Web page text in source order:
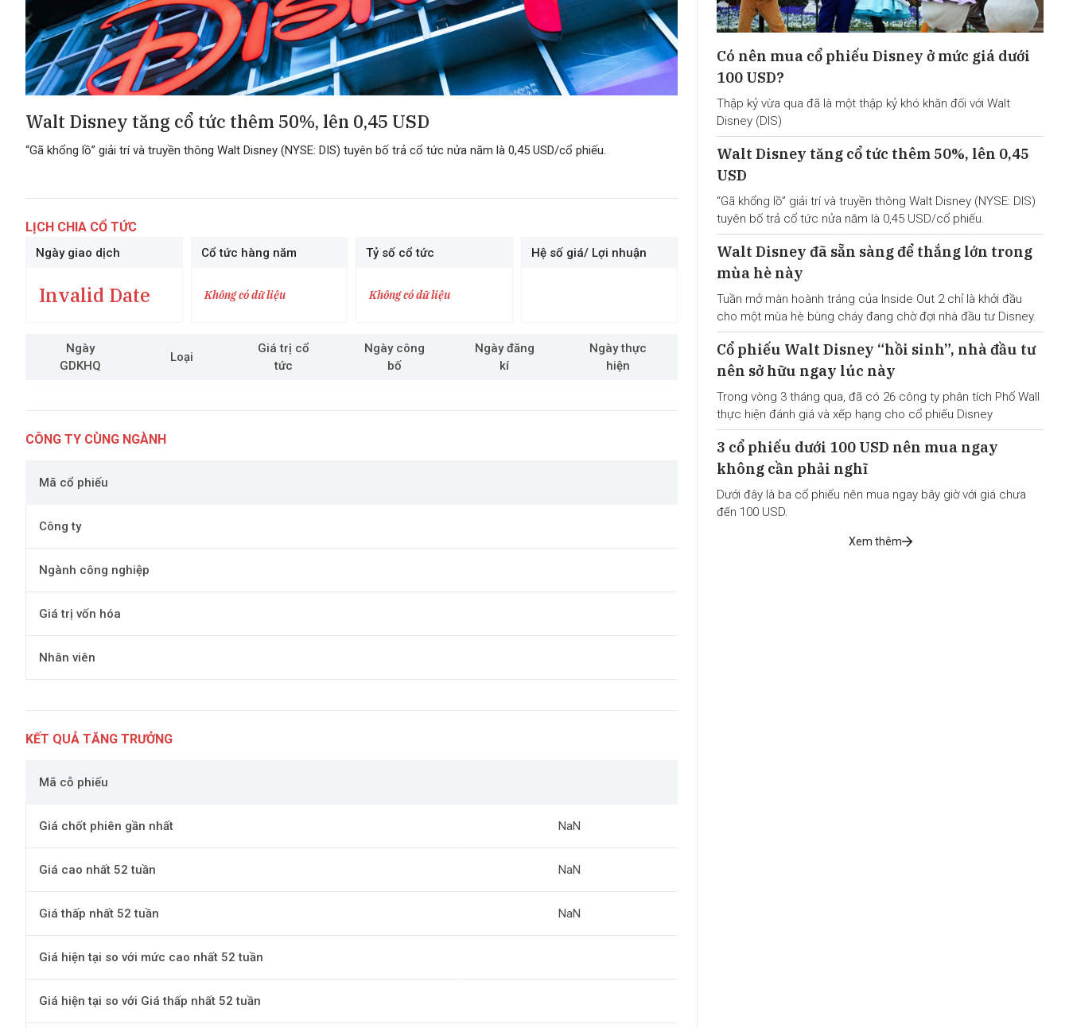
Walt Disney tăng cổ tức thêm 50%, lên 0,45 USD
“Gã khổng lồ” giải trí và truyền thông Walt Disney (NYSE: DIS) tuyên bố trả cổ tức nửa năm là 0,45 USD/cổ phiếu.
LỊCH CHIA CỔ TỨC
Ngày giao dịch
Invalid Date
Cổ tức hàng năm
Không có dữ liệu
Tỷ số cổ tức
Không có dữ liệu
Hệ số giá/ Lợi nhuận
Ngày
GDKHQ
Loại
Giá trị cổ
tức
Ngày công
bố
Ngày đăng
kí
Ngày thực
hiện
CÔNG TY CÙNG NGÀNH
Mã cổ phiếu
Công ty
Ngành công nghiệp
Giá trị vốn hóa
Nhân viên
KẾT QUẢ TĂNG TRƯỞNG
Mã cỗ phiếu
Giá chốt phiên gần nhất NaN
Giá cao nhất 52 tuần NaN
Giá thấp nhất 52 tuần NaN
Giá hiện tại so với mức cao nhất 52 tuần
Giá hiện tại so với Giá thấp nhất 52 tuần
Có nên mua cổ phiếu Disney ở mức giá dưới
100 USD?
Thập kỷ vừa qua đã là một thập kỷ khó khăn đối với Walt
Disney (DIS)
Walt Disney tăng cổ tức thêm 50%, lên 0,45
USD
“Gã khổng lồ” giải trí và truyền thông Walt Disney (NYSE: DIS)
tuyên bố trả cổ tức nửa năm là 0,45 USD/cổ phiếu.
Walt Disney đã sẵn sàng để thắng lớn trong
mùa hè này
Tuần mở màn hoành tráng của Inside Out 2 chỉ là khởi đầu
cho một mùa hè bùng cháy đang chờ đợi nhà đầu tư Disney.
Cổ phiếu Walt Disney “hồi sinh”, nhà đầu tư
nên sở hữu ngay lúc này
Trong vòng 3 tháng qua, đã có 26 công ty phân tích Phố Wall
thực hiện đánh giá và xếp hạng cho cổ phiếu Disney
3 cổ phiếu dưới 100 USD nên mua ngay
không cần phải nghĩ
Dưới đây là ba cổ phiếu nên mua ngay bây giờ với giá chưa
đến 100 USD.
Xem thêm